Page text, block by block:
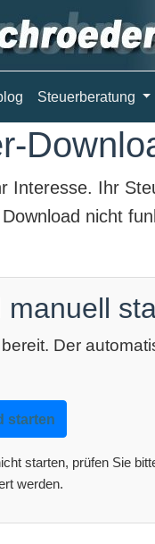
Steuerberatung
Interesse. Ihr
nicht
manuell
Der
starten
starten, prüfen Sie
werden.